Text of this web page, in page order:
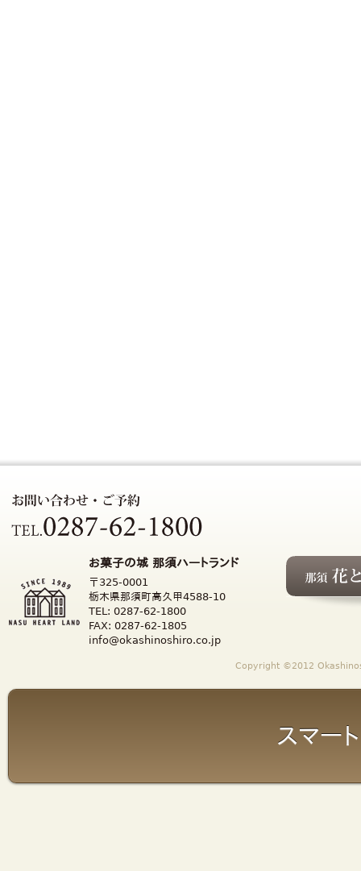
お菓子の城 那須ハートランド
〒325-0001
栃木県那須町高久甲4588-10
TEL: 0287-62-1800
FAX: 0287-62-1805
info@okashinoshiro.co.jp
Copyright ©2012
スマー